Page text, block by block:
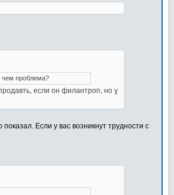
чем проблема?
если он филантроп, но у
Если у вас возникнут трудности с